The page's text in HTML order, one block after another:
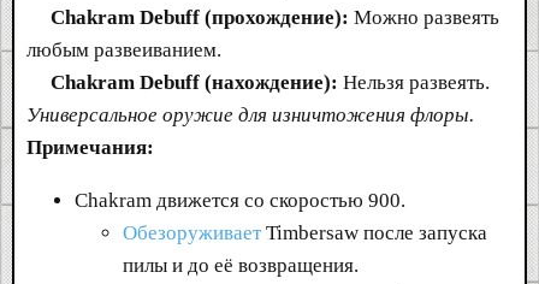
Chakram Debuff (прохождение): Можно развеять
любым развеиванием.
Chakram Debuff (нахождение): Нельзя развеять.
Универсальное оружие для изничтожения флоры.
Примечания:
Chakram движется со скоростью 900.
ОбезоруживаетTimbersaw после запуска
пилы и до её возвращения.